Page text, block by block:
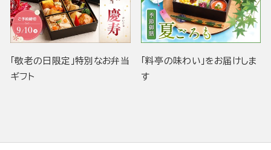
「敬老の日限定」特別なお弁当
ギフト
「料亭の味わい」をお届けしま
す